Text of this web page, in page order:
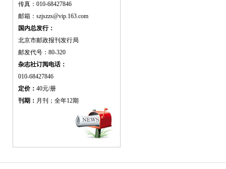
传真：010-68427846
邮箱：szjszzs@vip.163.com
国内总发行：
北京市邮政报刊发行局
邮发代号：80-320
杂志社订阅电话：
010-68427846
定价： 40元/册
刊期： 月刊；全年12期